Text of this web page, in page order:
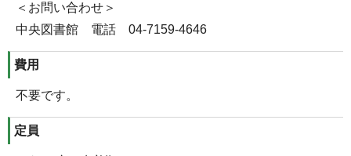
＜お問い合わせ＞
中央図書館 電話 04-7159-4646
費用
不要です。
定員